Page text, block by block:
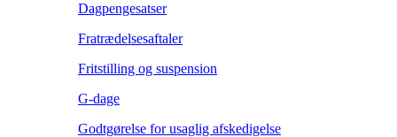
Dagpengesatser
Fratrædelsesaftaler
Fritstilling og suspension
G-dage
Godtgørelse for usaglig afskedigelse